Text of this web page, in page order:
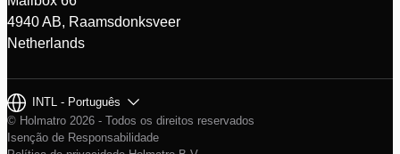
4940 AB, Raamsdonksveer
Netherlands
INTL - Português
© Holmatro 2026 - Todos os direitos reservados
Isenção de Responsabilidade